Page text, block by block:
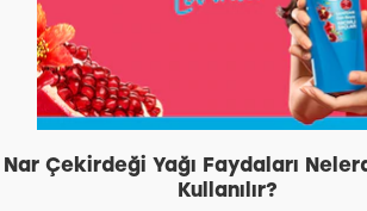
Nar Çekirdeği Yağı Faydaları
Kullanılır?